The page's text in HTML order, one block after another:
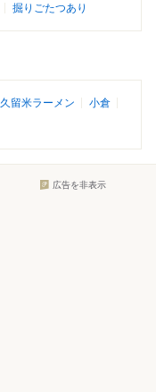
掘りごたつあり
久留米ラーメン
小倉
広告を非表示